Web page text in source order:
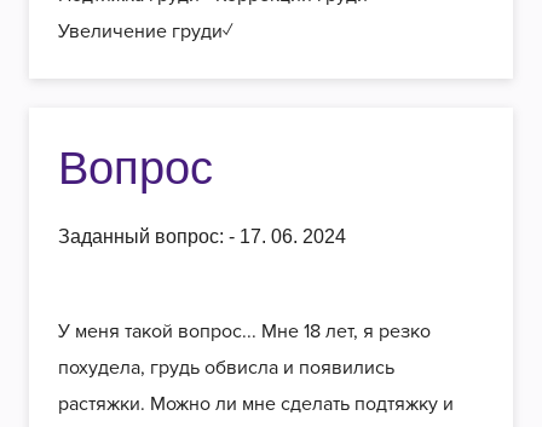
Увеличение груди✓
Вопрос
Заданный вопрос: - 17. 06. 2024
У меня такой вопрос... Мне 18 лет, я резко
похудела, грудь обвисла и появились
растяжки. Можно ли мне сделать подтяжку и